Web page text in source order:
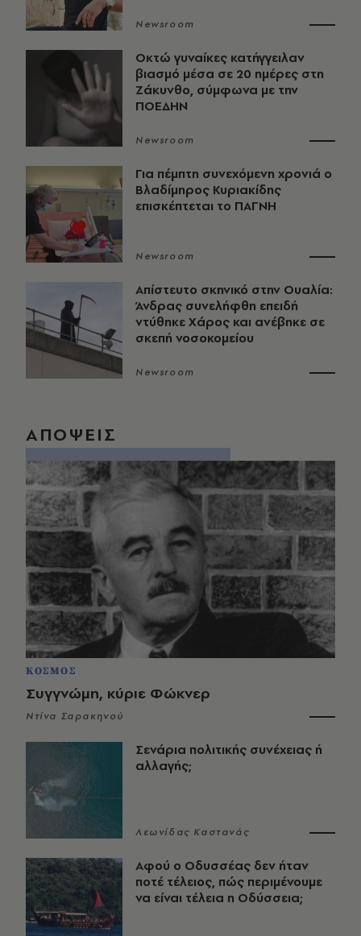
Newsroom
Οκτώ γυναίκες κατήγγειλαν
βιασμό μέσα σε 20 ημέρες στη
Ζάκυνθο, σύμφωνα με την
ΠΟΕΔΗΝ
Newsroom
Για πέμπτη συνεχόμενη χρονιά ο
Βλαδίμηρος Κυριακίδης
επισκέπτεται το ΠΑΓΝΗ
Newsroom
Απίστευτο σκηνικό στην Ουαλία:
Άνδρας συνελήφθη επειδή
ντύθηκε Χάρος και ανέβηκε σε
σκεπή νοσοκομείου
Newsroom
ΑΠΟΨΕΙΣ
ΚΟΣΜΟΣ
Συγγνώμη, κύριε Φώκνερ
Ντίνα Σαρακηνού
Σενάρια πολιτικής συνέχειας ή
αλλαγής;
Λεωνίδας Καστανάς
Αφού ο Οδυσσέας δεν ήταν
ποτέ τέλειος, πώς περιμένουμε
να είναι τέλεια η Οδύσσεια;